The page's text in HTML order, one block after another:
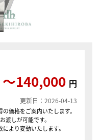
〜140,000 円
更新日：2026-04-13
価格をご案内いたします。
渡しが可能です。
より変動いたします。